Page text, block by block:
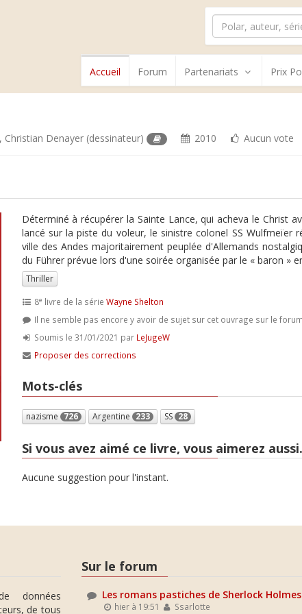
Accueil Forum Partenariats Prix
, Christian Denayer (dessinateur) 2010 Aucun vote
Déterminé à récupérer la Sainte Lance, qui acheva le Christ
lancé sur la piste du voleur, le sinistre colonel SS Wulfmeïer
ville des Andes majoritairement peuplée d'Allemands
du Führer prévue lors d'une soirée organisée par le « baron »
Thriller
8e livre de la série Wayne Shelton
Il ne semble pas encore y avoir de sujet sur cet ouvrage sur le
Soumis le 31/01/2021 par LeJugeW
Proposer des corrections
Mots-clés
nazisme 726 Argentine 233 SS 28
Si vous avez aimé ce livre, vous aimerez
Aucune suggestion pour l'instant.
données
de tous
Sur le forum
Les romans pastiches de Sherlock Holmes
hier à 19:51 Ssarlotte